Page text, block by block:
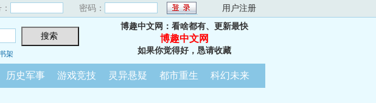
密码： 用户注册
架
博趣中文网：看啥都有、更新最快
博趣中文网
如果你觉得好，恳请收藏
历史军事 游戏竞技 灵异悬疑 都市重生 科幻未来